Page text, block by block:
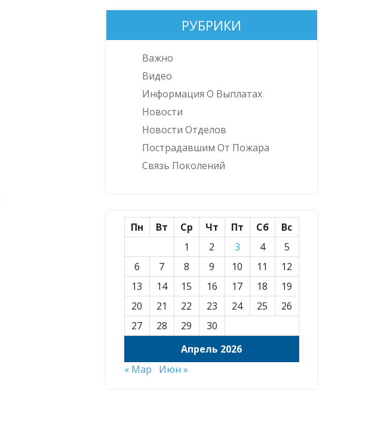
РУБРИКИ
Важно
Видео
Информация О Выплатах
Новости
Новости Отделов
Пострадавшим От Пожара
Связь Поколений
Апрель 2026
Пн Вт Ср Чт Пт Сб
Вс
1
2 3 4
5
6
7 8 9 10 11
12
13
14 15 16 17 18
19
20
21 22 23 24 25
26
27
28 29 30
« Мар Июн »